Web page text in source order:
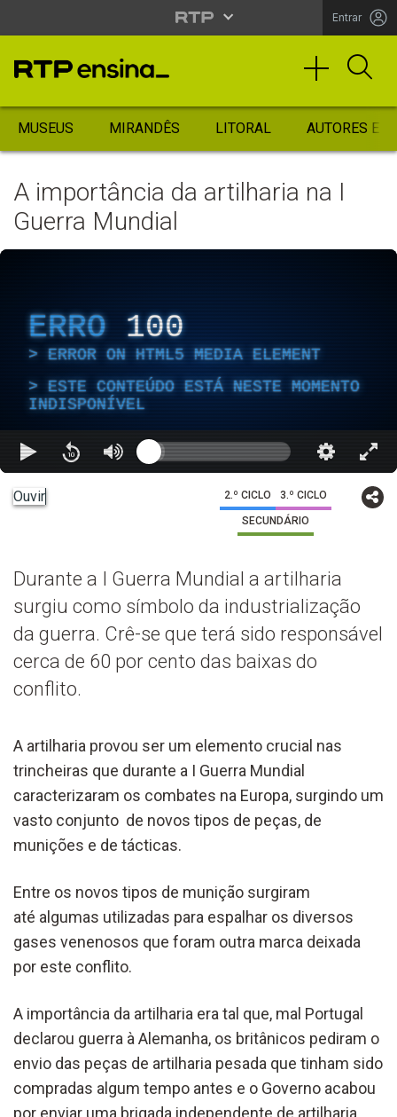
Entrar
MUSEUS MIRANDÊS LITORAL AUTORES
A importância da artilharia na I
Guerra Mundial
ERRO 100
ERROR ON HTML5 MEDIA ELEMENT
ESTE CONTEÚDO ESTÁ NESTE MOMENTO
INDISPONÍVEL
Ouvir 2.º CICLO 3.º CICLO
SECUNDÁRIO
Durante a I Guerra Mundial a artilharia
surgiu como símbolo da industrialização
da guerra. Crê-se que terá sido responsável
cerca de 60 por cento das baixas do
conflito.
A artilharia provou ser um elemento crucial nas
trincheiras que durante a I Guerra Mundial
caracterizaram os combates na Europa, surgindo um
vasto conjunto de novos tipos de peças, de
munições e de tácticas.
Entre os novos tipos de munição surgiram
até algumas utilizadas para espalhar os diversos
gases venenosos que foram outra marca deixada
por este conflito.
A importância da artilharia era tal que, mal Portugal
declarou guerra à Alemanha, os britânicos pediram o
envio das peças de artilharia pesada que tinham sido
compradas algum tempo antes e o Governo acabou
por enviar uma brigada independente de artilharia